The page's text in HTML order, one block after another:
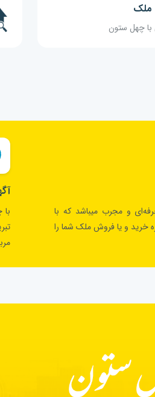
ملک
با چهل ستون
و مجرب میباشد که با
خرید و یا فروش ملک شما را